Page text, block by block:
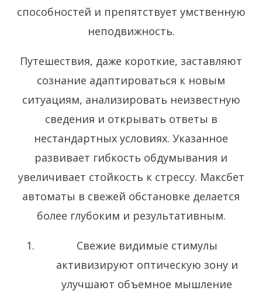
способностей и препятствует умственную
неподвижность.
Путешествия, даже короткие, заставляют
сознание адаптироваться к новым
ситуациям, анализировать неизвестную
сведения и открывать ответы в
нестандартных условиях. Указанное
развивает гибкость обдумывания и
увеличивает стойкость к стрессу. Максбет
автоматы в свежей обстановке делается
более глубоким и результативным.
Свежие видимые стимулы
активизируют оптическую зону и
улучшают объемное мышление